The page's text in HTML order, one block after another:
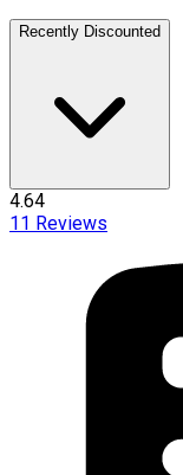
Recently Discounted
4.64
11 Reviews